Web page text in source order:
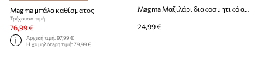
Magma μπάλα καθίσματος
Τρέχουσα τιμή:
76,99 €
Αρχική τιμή:97,99 €
Η χαμηλότερη τιμή:79,99 €
Magma Μαξιλάρι διακοσμητικό από πλαστικό 50 cm
24,99 €